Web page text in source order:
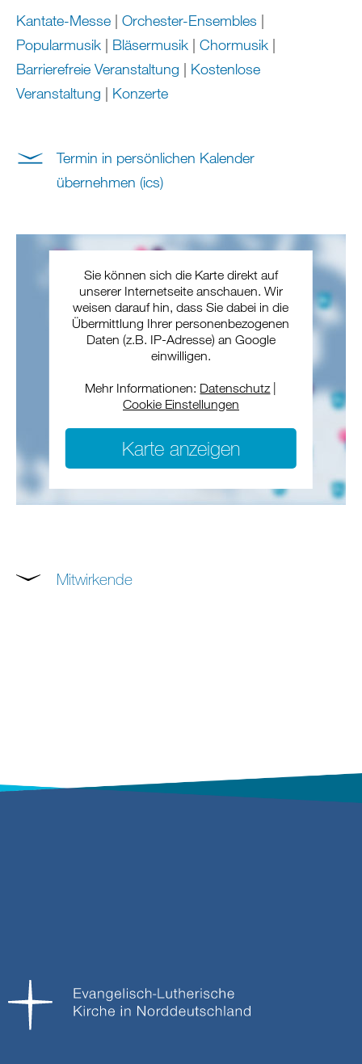
Kantate-Messe | Orchester-Ensembles |
Popularmusik | Bläsermusik | Chormusik |
Barrierefreie Veranstaltung | Kostenlose
Veranstaltung | Konzerte
Termin in persönlichen Kalender
übernehmen (ics)
Sie können sich die Karte direkt auf
unserer Internetseite anschauen. Wir
weisen darauf hin, dass Sie dabei in die
Übermittlung Ihrer personenbezogenen
Daten (z.B. IP-Adresse) an Google
einwilligen.
Mehr Informationen: Datenschutz
Cookie Einstellungen
Karte anzeigen
Mitwirkende